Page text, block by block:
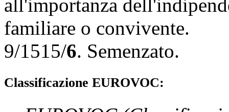
all'importanza
familiare o convivente.
9/1515/6. Semenzato.
Classificazione EUROVOC: